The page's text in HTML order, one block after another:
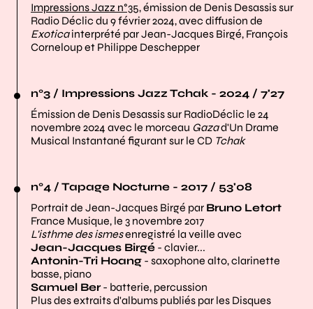
Impressions Jazz n°35, émission de Denis Desassis sur
Radio Déclic du 9 février 2024, avec diffusion de
Exoticainterprété par Jean-Jacques Birgé, François
Corneloup et Philippe Deschepper
n°3 / Impressions Jazz Tchak - 2024 / 7'27
Émission de Denis Desassis sur RadioDéclic le 24
novembre 2024 avec le morceau Gazad'Un Drame
Musical Instantané figurant sur le CD Tchak
n°4 / Tapage Nocturne - 2017 / 53'08
Portrait de Jean-Jacques Birgé par Bruno Letort
France Musique, le 3 novembre 2017
L'isthme des ismesenregistré la veille avec
Jean-Jacques Birgé - clavier...
Antonin-Tri Hoang - saxophone alto, clarinette
basse, piano
Samuel Ber- batterie, percussion
Plus des extraits d'albums publiés par les Disques